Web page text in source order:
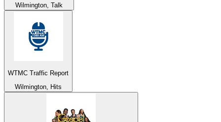
Wilmington, Talk
WTMC Traffic Report
Wilmington, Hits